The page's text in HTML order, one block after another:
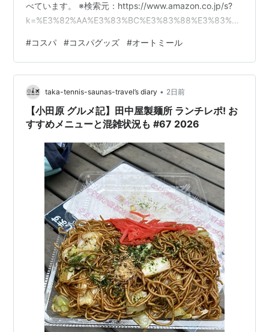
べています。 ※検索元：https://www.amazon.co.jp/s?
k=%E3%82%AA%E3%83%BC%E3%83%88%E3%83%9F
beverage&rh=n%3A57239051%2Cp_72%3A82363051
&dc&ds=v1%3A51RROZipyTcqZQp%2BafT233XlDgPHl
n0zMxIiqUreNUo&__mk_ja_JP=%E3%…
#コスパ #コスパグッズ #オートミール
taka-tennis-saunas-travel’s diary • 2日前
【小田原 グルメ記】田中屋製麺所 ランチレポ! お
すすめメニューと混雑状況も #67 2026